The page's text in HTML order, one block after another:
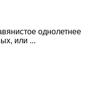
однолетнее
или ...